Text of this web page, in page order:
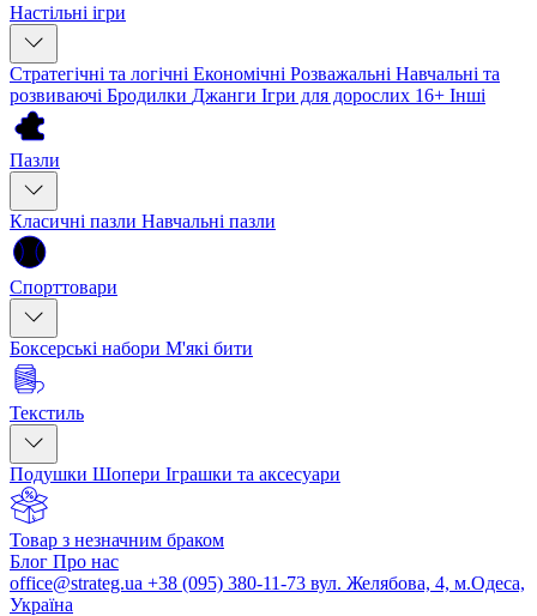
Настільні ігри
Стратегічні та логічні Економічні Розважальні Навчальні та
розвиваючі Бродилки Джанги Ігри для дорослих 16+ Інші
Пазли
Класичні пазли Навчальні пазли
Спорттовари
Боксерські набори М'які бити
Текстиль
Подушки Шопери Іграшки та аксесуари
Товар з незначним браком
Блог Про нас
office@strateg.ua +38 (095) 380-11-73 вул. Желябова, 4, м.Одеса,
Україна